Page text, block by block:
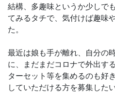
結構、多趣味というか少しで
てみるタチで、気付けば趣味
た。
最近は娘も手が離れ、自分の
に、まだまだコロナで外出す
ターセット等を集めるのも好
していただける方を募集した